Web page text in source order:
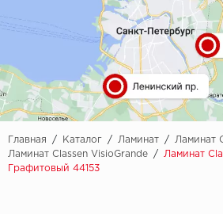
Ламинат
Ковролин
Линолеум
Паркет
Паркетная доска
Главная / Каталог / Ламинат / Ламинат
Ламинат Classen VisioGrande
/
Ламинат
Графитовый 44153